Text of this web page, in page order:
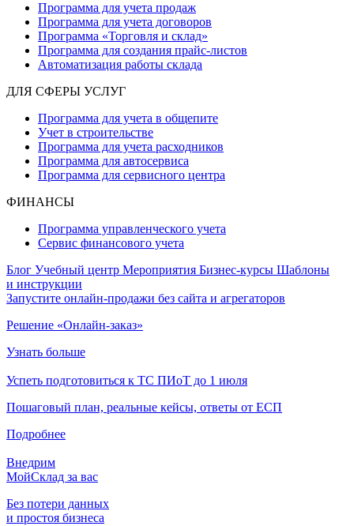
Программа для учета продаж
Программа для учета договоров
Программа «Торговля и склад»
Программа для создания прайс‑листов
Автоматизация работы склада
ДЛЯ СФЕРЫ УСЛУГ
Программа для учета в общепите
Учет в строительстве
Программа для учета расходников
Программа для автосервиса
Программа для сервисного центра
ФИНАНСЫ
Программа управленческого учета
Сервис финансового учета
Блог Учебный центр Мероприятия Бизнес-курсы Шаблоны
и инструкции
Запустите онлайн-продажи без сайта и агрегаторов
Решение «Онлайн-заказ»
Узнать больше
Успеть подготовиться к ТС ПИоТ до 1 июля
Пошаговый план, реальные кейсы, ответы от ЕСП
Подробнее
Внедрим
МойСклад за вас
Без потери данных
и простоя бизнеса